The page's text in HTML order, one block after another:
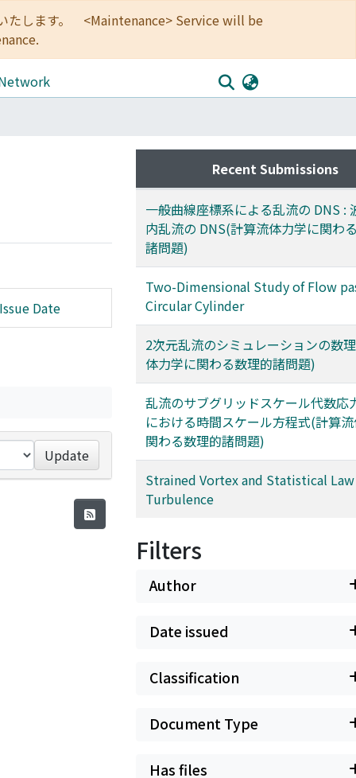
たします。 <Maintenance> Service will be
Date
Update
Recent Submissions
一般曲線座標系による乱流の DNS :
内乱流の DNS(計算流体力学に関わ
諸問題)
Two-Dimensional Study of Flow
Circular Cylinder
2次元乱流のシミュレーションの数
体力学に関わる数理的諸問題)
乱流のサブグリッドスケール代数応
における時間スケール方程式(計算
関わる数理的諸問題)
Strained Vortex and Statistical
Turbulence
Filters
Author
Date issued
Classification
Document Type
Has files